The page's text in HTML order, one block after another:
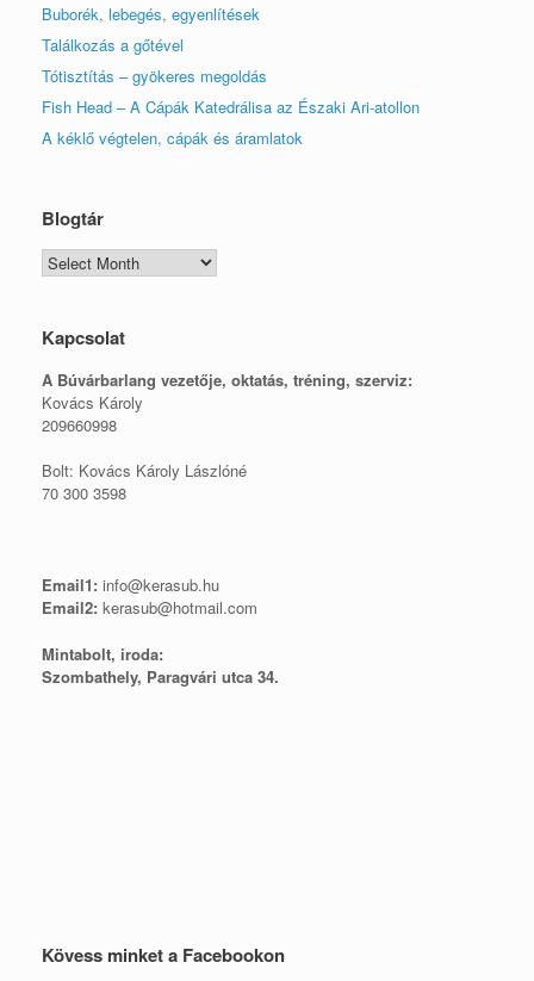
Buborék, lebegés, egyenlítések
Találkozás a gőtével
Tótisztítás – gyökeres megoldás
Fish Head – A Cápák Katedrálisa az Északi Ari-atollon
A kéklő végtelen, cápák és áramlatok
Blogtár
Blogtár
Kapcsolat
A Búvárbarlang vezetője, oktatás, tréning, szerviz:
Kovács Károly
209660998
Bolt: Kovács Károly Lászlóné
70 300 3598
Email1: info@kerasub.hu
Email2: kerasub@hotmail.com
Mintabolt, iroda:
Szombathely, Paragvári utca 34.
Kövess minket a Facebookon